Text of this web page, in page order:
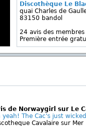
Discothèque Le
quai Charles de
83150 bandol
24 avis des membres
Première entrée
de Norwaygirl sur Le
yeah! The Cac's just
Cavalaire sur Mer